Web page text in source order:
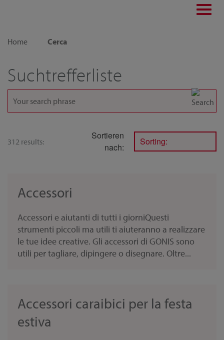
Home
Cerca
Suchtrefferliste
312 results:
Sortieren
nach:
Sorting:
Accessori
Accessori e aiutanti di tutti i giorniQuesti
strumenti piccoli ma utili ti aiuteranno a realizzare
le tue idee creative. Gli accessori di GONIS sono
utili per tagliare, dipingere o disegnare. Oltre...
Accessori caraibici per la festa
estiva